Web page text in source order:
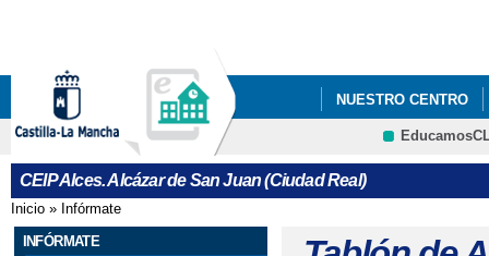
NUESTRO CENTRO
BECAS DE LIBROS
FACEBOOK-
CEIP Alces. Alcázar de San Juan (Ciudad Real)
Se encuentra usted aquí
Inicio » Infórmate
INFÓRMATE